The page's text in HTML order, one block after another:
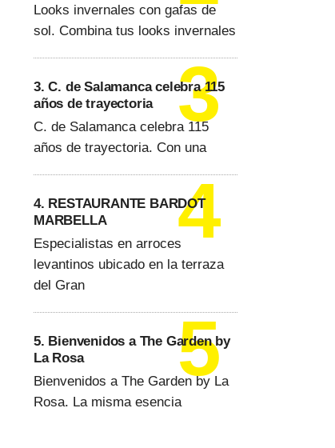
Looks invernales con gafas de
sol. Combina tus looks invernales
3. C. de Salamanca celebra 115
años de trayectoria
C. de Salamanca celebra 115
años de trayectoria. Con una
4. RESTAURANTE BARDOT
MARBELLA
Especialistas en arroces
levantinos ubicado en la terraza
del Gran
5. Bienvenidos a The Garden by
La Rosa
Bienvenidos a The Garden by La
Rosa. La misma esencia